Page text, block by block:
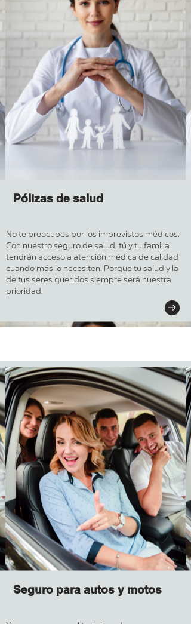
Pólizas de salud
No te preocupes por los imprevistos médicos.
Con nuestro seguro de salud, tú y tu familia
tendrán acceso a atención médica de calidad
cuando más lo necesiten. Porque tu salud y la
de tus seres queridos siempre será nuestra
prioridad.
Seguro para autos y motos